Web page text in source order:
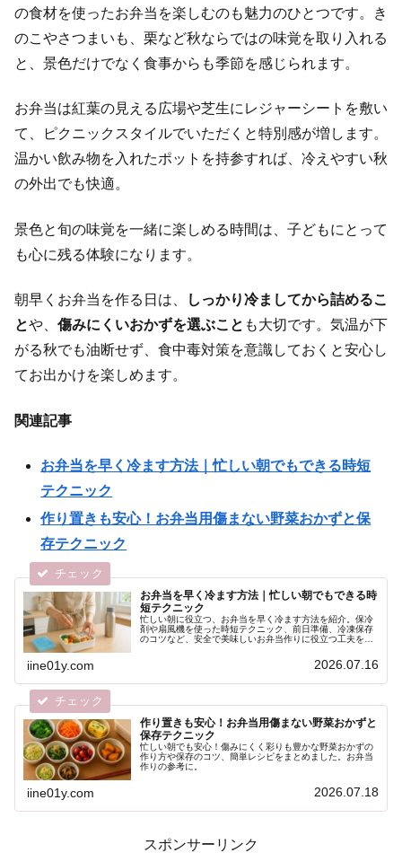
の食材を使ったお弁当を楽しむのも魅力のひとつです。き
のこやさつまいも、栗など秋ならではの味覚を取り入れる
と、景色だけでなく食事からも季節を感じられます。
お弁当は紅葉の見える広場や芝生にレジャーシートを敷い
て、ピクニックスタイルでいただくと特別感が増します。
温かい飲み物を入れたポットを持参すれば、冷えやすい秋
の外出でも快適。
景色と旬の味覚を一緒に楽しめる時間は、子どもにとって
も心に残る体験になります。
朝早くお弁当を作る日は、
しっかり冷ましてから詰めるこ
とや、 傷みにくいおかずを選ぶこと も大切です。気温が下
がる秋でも油断せず、食中毒対策を意識しておくと安心し
てお出かけを楽しめます。
関連記事
お弁当を早く冷ます方法｜忙しい朝でもできる時短
テクニック
作り置きも安心！お弁当用傷まない野菜おかずと保
存テクニック
お弁当を早く冷ます方法｜忙しい朝でもできる時
短テクニック
忙しい朝に役立つ、お弁当を早く冷ます方法を紹介。保冷
剤や扇風機を使った時短テクニック、前日準備、冷凍保存
のコツなど、安全で美味しいお弁当作りに役立つ工夫をま
iine01y.com 2026.07.16
作り置きも安心！お弁当用傷まない野菜おかずと
保存テクニック
忙しい朝でも安心！傷みにくく彩りも豊かな野菜おかずの
作り方や保存のコツ、簡単レシピをまとめました。お弁当
作りの参考に。
iine01y.com 2026.07.18
スポンサーリンク